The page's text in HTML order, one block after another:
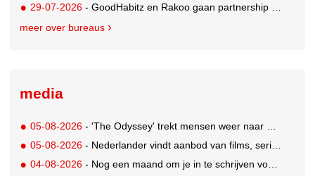
29-07-2026 - GoodHabitz en Rakoo gaan partnership aan voor geïntegreerde talentontwikkeling
meer over bureaus
media
05-08-2026 - 'The Odyssey' trekt mensen weer naar de bioscoop
05-08-2026 - Nederlander vindt aanbod van films, series en sport vaak versnipperd
04-08-2026 - Nog een maand om je in te schrijven voor de Mercurs 2026